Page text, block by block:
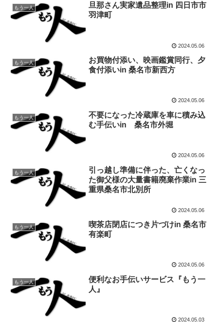
もう一人
旦那さん実家遺品整理in 四日市市
羽津町
2024.05.06
もう一人
お買物付添い、映画鑑賞同行、夕
食付添いin 桑名市新西方
2024.05.06
もう一人
不要になった冷蔵庫を車に積み込
む手伝いin 桑名市外堀
2024.05.06
もう一人
引っ越し準備に伴った、亡くなっ
た御父様の大量書籍廃棄作業in 三
重県桑名市北別所
2024.05.06
もう一人
喫茶店閉店につき片づけin 桑名市
有楽町
2024.05.06
もう一人
便利なお手伝いサービス『もう一
人』
2024.05.03